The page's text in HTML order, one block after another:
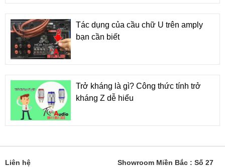
Tác dụng của cầu chữ U trên amply
bạn cần biết
Trở kháng là gì? Công thức tính trở
kháng Z dễ hiểu
Liên hệ
Showroom Miền Bắc : Số 27